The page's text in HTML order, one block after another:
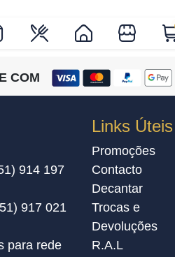
COM
914 197
917 021
para rede
Links Úteis
Promoções
Contacto
Decantar
Trocas e
Devoluções
R.A.L